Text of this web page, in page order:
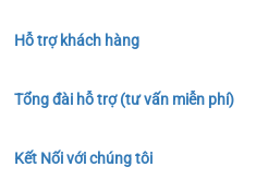
Hỗ trợ khách hàng
Tổng đài hỗ trợ (tư vấn miễn phí)
Kết Nối với chúng tôi